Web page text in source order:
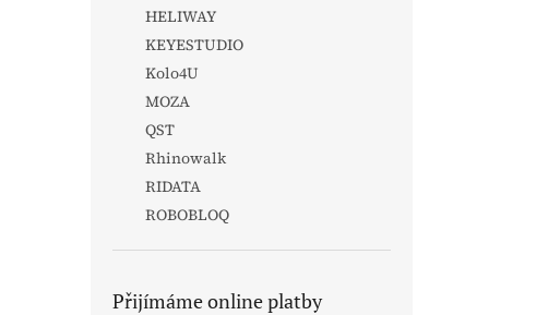
HELIWAY
KEYESTUDIO
Kolo4U
MOZA
QST
Rhinowalk
RIDATA
ROBOBLOQ
Přijímáme online platby